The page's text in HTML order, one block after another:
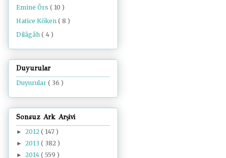
Emine Örs ( 10 )
Hatice Köken ( 8 )
Dilâgâh ( 4 )
Duyurular
Duyurular ( 36 )
Sonsuz Ark Arşivi
► 2012 ( 147 )
► 2013 ( 382 )
► 2014 ( 559 )